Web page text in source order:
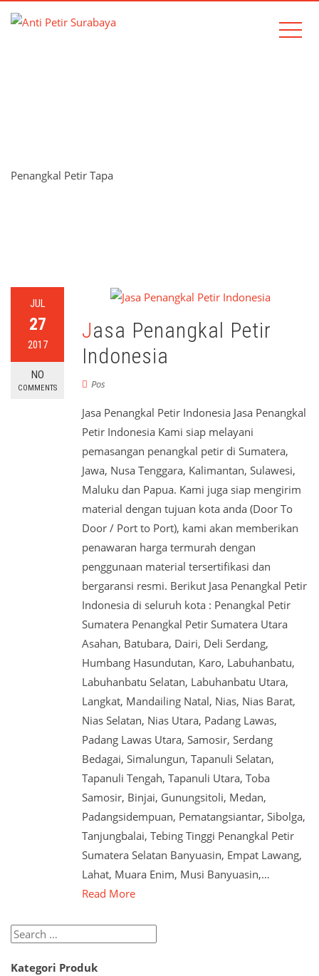
Penangkal Petir Tapa
JUL
27
2017
NO
COMMENTS
Jasa Penangkal Petir
Indonesia
Pos
Jasa Penangkal Petir Indonesia Jasa Penangkal
Petir Indonesia Kami siap melayani
pemasangan penangkal petir di Sumatera,
Jawa, Nusa Tenggara, Kalimantan, Sulawesi,
Maluku dan Papua. Kami juga siap mengirim
material dengan tujuan kota anda (Door To
Door / Port to Port), kami akan memberikan
penawaran harga termurah dengan
penggunaan material tersertifikasi dan
bergaransi resmi. Berikut Jasa Penangkal Petir
Indonesia di seluruh kota : Penangkal Petir
Sumatera Penangkal Petir Sumatera Utara
Asahan, Batubara, Dairi, Deli Serdang,
Humbang Hasundutan, Karo, Labuhanbatu,
Labuhanbatu Selatan, Labuhanbatu Utara,
Langkat, Mandailing Natal, Nias, Nias Barat,
Nias Selatan, Nias Utara, Padang Lawas,
Padang Lawas Utara, Samosir, Serdang
Bedagai, Simalungun, Tapanuli Selatan,
Tapanuli Tengah, Tapanuli Utara, Toba
Samosir, Binjai, Gunungsitoli, Medan,
Padangsidempuan, Pematangsiantar, Sibolga,
Tanjungbalai, Tebing Tinggi Penangkal Petir
Sumatera Selatan Banyuasin, Empat Lawang,
Lahat, Muara Enim, Musi Banyuasin,…
Read More
Search
Kategori Produk